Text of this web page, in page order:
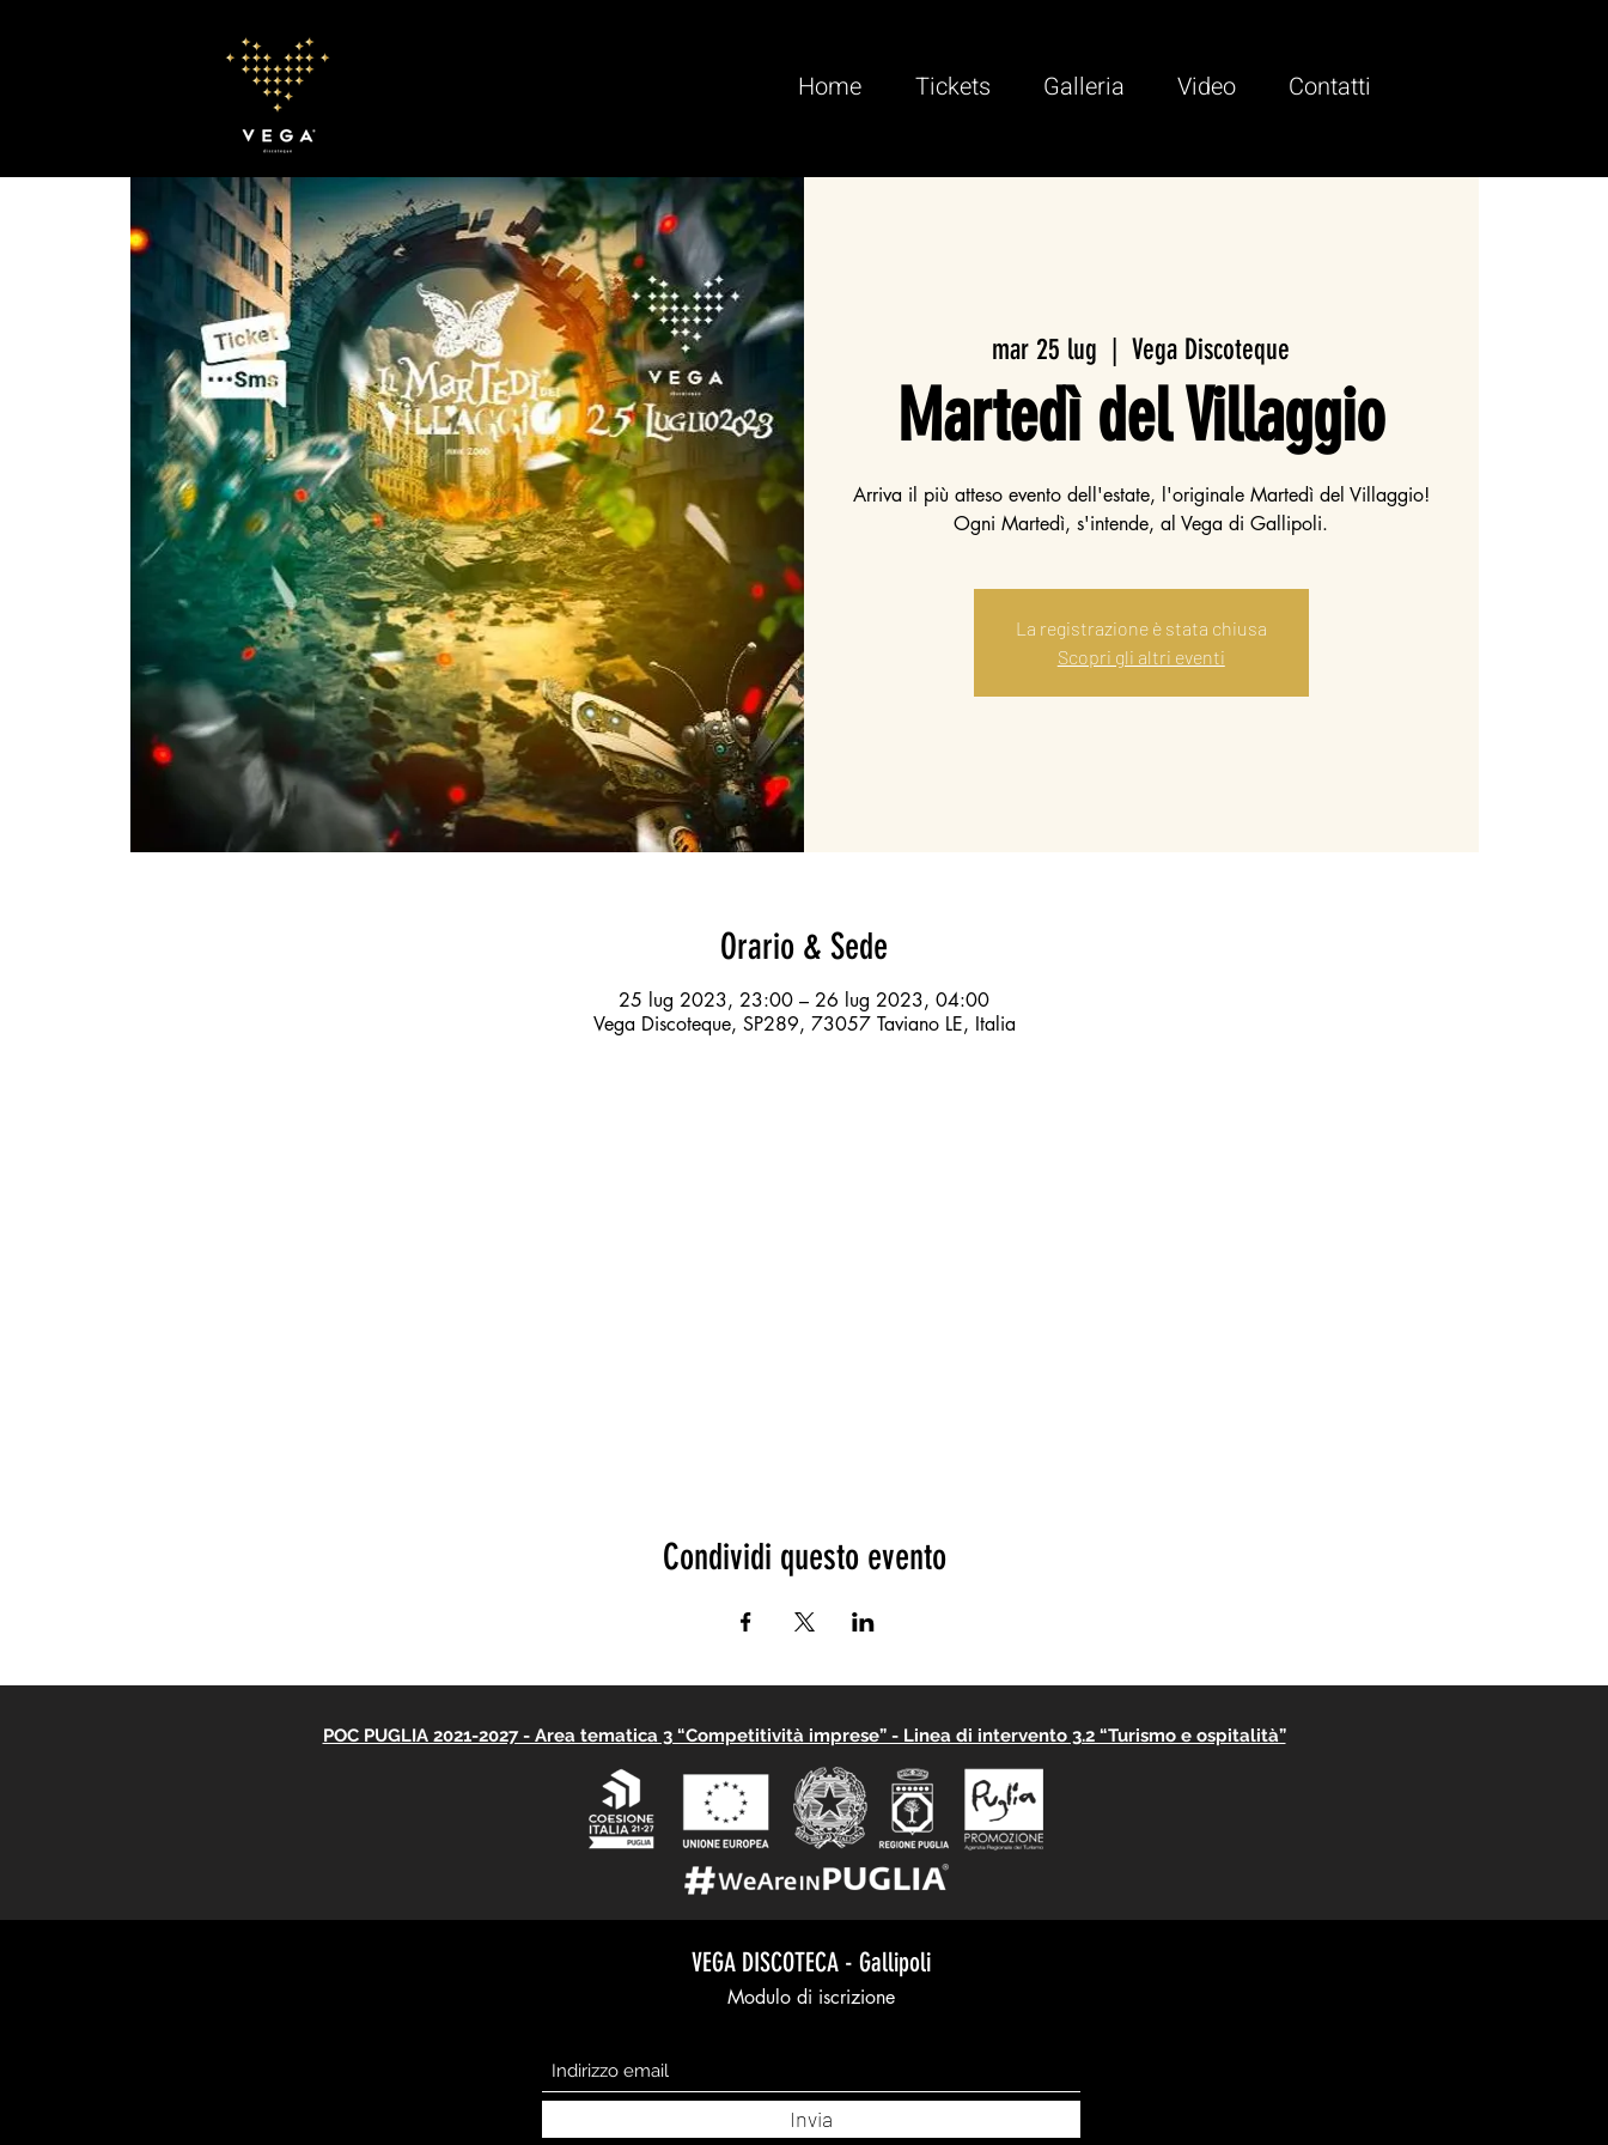
Home Tickets Galleria Video Contatti
mar 25 lug
  |
Vega Discoteque
Martedì del Villaggio
Arriva il più atteso evento dell'estate, l'originale Martedì del Villaggio!
Ogni Martedì, s'intende, al Vega di Gallipoli.
La registrazione è stata chiusa
Scopri gli altri eventi
Orario & Sede
25 lug 2023, 23:00 – 26 lug 2023, 04:00
Vega Discoteque, SP289, 73057 Taviano LE, Italia
Condividi questo evento
POC PUGLIA 2021-2027 - Area tematica 3 “Competitività imprese” - Linea di intervento 3.2 “Turismo e ospitalità”
VEGA DISCOTECA - Gallipoli
Modulo di iscrizione
Invia